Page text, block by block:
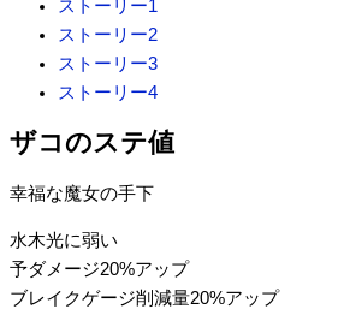
ストーリー1
ストーリー2
ストーリー3
ストーリー4
ザコのステ値
幸福な魔女の手下
水木光に弱い
予ダメージ20%アップ
ブレイクゲージ削減量20%アップ